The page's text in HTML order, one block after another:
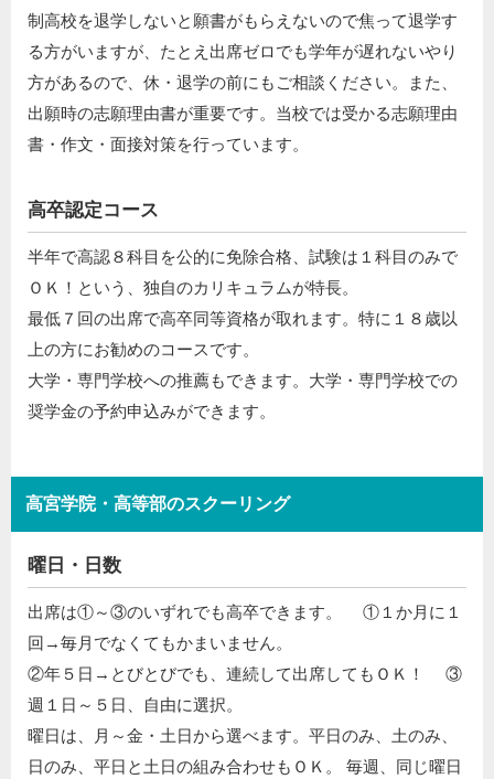
制高校を退学しないと願書がもらえないので焦って退学す
る方がいますが、たとえ出席ゼロでも学年が遅れないやり
方があるので、休・退学の前にもご相談ください。また、
出願時の志願理由書が重要です。当校では受かる志願理由
書・作文・面接対策を行っています。
高卒認定コース
半年で高認８科目を公的に免除合格、試験は１科目のみで
ＯＫ！という、独自のカリキュラムが特長。
最低７回の出席で高卒同等資格が取れます。特に１８歳以
上の方にお勧めのコースです。
大学・専門学校への推薦もできます。大学・専門学校での
奨学金の予約申込みができます。
高宮学院・高等部のスクーリング
曜日・日数
出席は①～③のいずれでも高卒できます。 ①１か月に１
回→毎月でなくてもかまいません。
②年５日→とびとびでも、連続して出席してもＯＫ！ ③
週１日～５日、自由に選択。
曜日は、月～金・土日から選べます。平日のみ、土のみ、
日のみ、平日と土日の組み合わせもＯＫ。 毎週、同じ曜日